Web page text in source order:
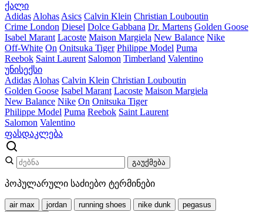
ქალი
Adidas Alohas Asics Calvin Klein Christian Louboutin
Crime London Diesel Dolce Gabbana Dr. Martens Golden Goose
Isabel Marant Lacoste Maison Margiela New Balance Nike
Off-White On Onitsuka Tiger Philippe Model Puma
Reebok Saint Laurent Salomon Timberland Valentino
უნისექსი
Adidas Alohas Calvin Klein Christian Louboutin
Golden Goose Isabel Marant Lacoste Maison Margiela
New Balance Nike On Onitsuka Tiger
Philippe Model Puma Reebok Saint Laurent
Salomon Valentino
ფასდაკლება
გაუქმება
პოპულარული საძიებო ტერმინები
air max jordan running shoes nike dunk
pegasus